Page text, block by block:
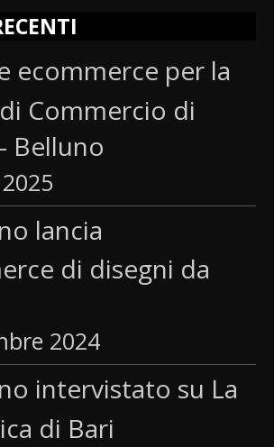
ecommerce per la
Commercio di
Belluno
lancia
di disegni da
2024
intervistato su La
di Bari